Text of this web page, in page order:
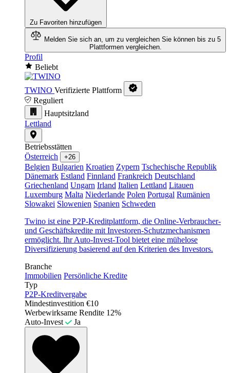
Zu Favoriten hinzufügen
Melden Sie sich an, um zu vergleichen Sie können bis zu 5
Plattformen vergleichen.
Profil
Beliebt
TWINO Verifizierte Plattform
Reguliert
Hauptsitzland
Lettland
Betriebsstätten
Österreich
+26
Belgien Bulgarien Kroatien Zypern Tschechische Republik
Dänemark Estland Finnland Frankreich Deutschland
Griechenland Ungarn Irland Italien Lettland Litauen
Luxemburg Malta Niederlande Polen Portugal Rumänien
Slowakei Slowenien Spanien Schweden
Twino ist eine P2P-Kreditplattform, die Online-Verbraucher-
und Geschäftskredite mit Investoren-Schutzmechanismen
ermöglicht. Ihr Auto-Invest-Tool bietet eine mühelose
Diversifizierung basierend auf den Kriterien des Investors.
Branche
Immobilien Persönliche Kredite
Typ
P2P-Kreditvergabe
Mindestinvestition €10
Werbewirksame Rendite 12%
Auto-Invest
Ja